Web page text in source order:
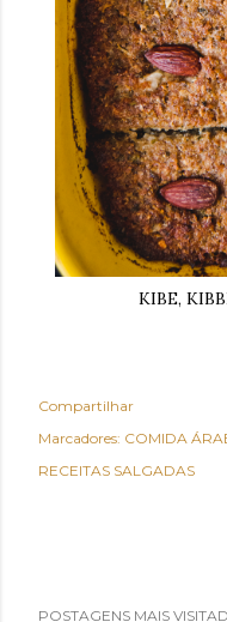
KIBE,
Compartilhar
Marcadores: COMIDA
RECEITAS SALGADAS
POSTAGENS MAIS